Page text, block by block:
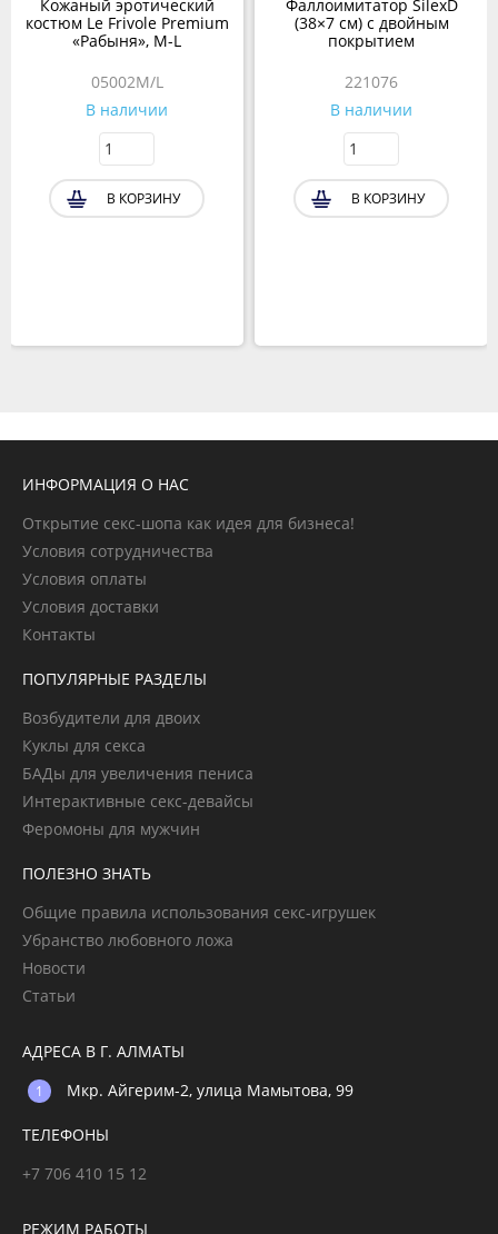
Кожаный эротический
костюм Le Frivole Premium
«Рабыня», M-L
05002M/L
В наличии
В КОРЗИНУ
Фаллоимитатор SilexD
(38×7 см) с двойным
покрытием
221076
В наличии
В КОРЗИНУ
ИНФОРМАЦИЯ О НАС
Открытие секс-шопа как идея для бизнеса!
Условия сотрудничества
Условия оплаты
Условия доставки
Контакты
ПОПУЛЯРНЫЕ РАЗДЕЛЫ
Возбудители для двоих
Куклы для секса
БАДы для увеличения пениса
Интерактивные секс-девайсы
Феромоны для мужчин
ПОЛЕЗНО ЗНАТЬ
Общие правила использования секс-игрушек
Убранство любовного ложа
Новости
Статьи
АДРЕСА В Г. АЛМАТЫ
Мкр. Айгерим-2, улица Мамытова, 99
ТЕЛЕФОНЫ
+7 706 410 15 12
РЕЖИМ РАБОТЫ